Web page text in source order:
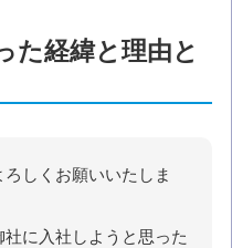
た経緯と理由と
しくお願いいたしま
社に入社しようと思った